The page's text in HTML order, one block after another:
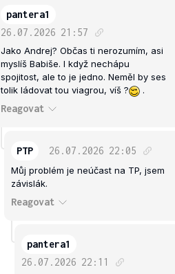
pantera1
26.07.2026 21:57
Jako Andrej? Občas ti nerozumím, asi
myslíš Babiše. I když nechápu
spojitost, ale to je jedno. Neměl by ses
tolik ládovat tou viagrou, víš ?
.
Reagovat
PTP 26.07.2026 22:05
Můj problém je neúčast na TP, jsem
závislák.
Reagovat
pantera1
26.07.2026 22:11